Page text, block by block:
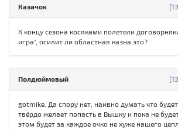
Казачок
К концу сезона косяками полетели
игра", осилит ли областная казна это?
Полдюймовый
gotmike. Да спору нет, наивно думать что
твёрдо желает попасть в Вышку и пока не
этом будет за каждое очко не хуже нашего